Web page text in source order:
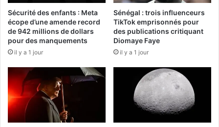
Sécurité des enfants : Meta
écope d’une amende record
de 942 millions de dollars
pour des manquements
il y a 1 jour
Sénégal : trois influenceurs
TikTok emprisonnés pour
des publications critiquant
Diomaye Faye
il y a 1 jour